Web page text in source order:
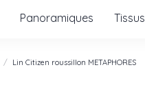
Panoramiques Tissus
Lin Citizen roussillon METAPHORES